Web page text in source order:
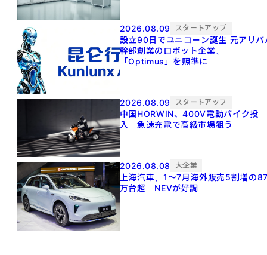
2026.08.09 スタートアップ
設立90日でユニコーン誕生 元アリババ
幹部創業のロボット企業、
「Optimus」を照準に
2026.08.09 スタートアップ
中国HORWIN、400V電動バイク投
入 急速充電で高級市場狙う
2026.08.08 大企業
上海汽車、1～7月海外販売5割増の
万台超 NEVが好調